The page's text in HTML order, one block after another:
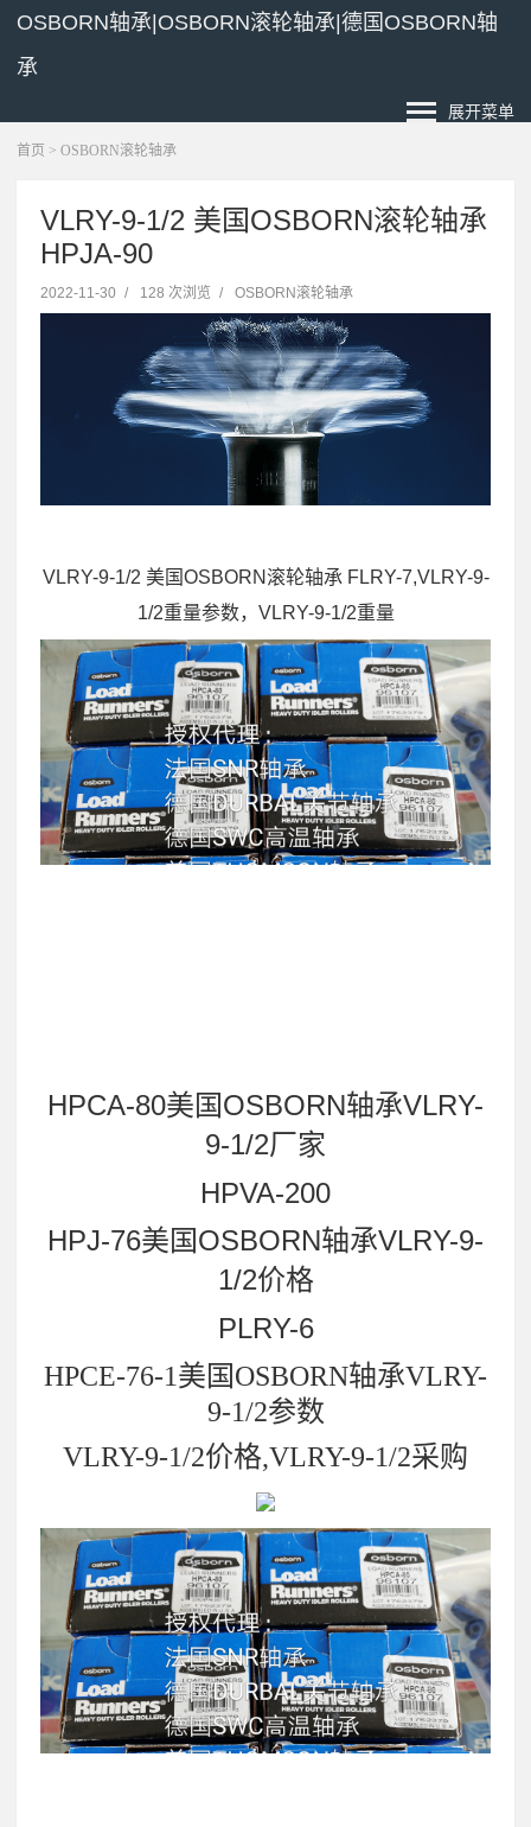
OSBORN轴承|OSBORN滚轮轴承|德国OSBORN轴
承
展开菜单
首页 > OSBORN滚轮轴承
VLRY-9-1/2 美国OSBORN滚轮轴承
HPJA-90
2022-11-30 / 128 次浏览 / OSBORN滚轮轴承
VLRY-9-1/2 美国OSBORN滚轮轴承 FLRY-7,VLRY-9-
1/2重量参数，VLRY-9-1/2重量
HPCA-80美国OSBORN轴承VLRY-
9-1/2厂家
HPVA-200
HPJ-76美国OSBORN轴承VLRY-9-
1/2价格
PLRY-6
HPCE-76-1美国OSBORN轴承VLRY-
9-1/2参数
VLRY-9-1/2价格,VLRY-9-1/2采购